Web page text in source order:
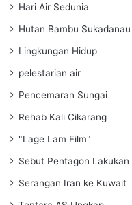
Hari Air Sedunia
Hutan Bambu Sukadanau
Lingkungan Hidup
pelestarian air
Pencemaran Sungai
Rehab Kali Cikarang
"Lage Lam Film"
Sebut Pentagon
Serangan Iran ke Kuwait